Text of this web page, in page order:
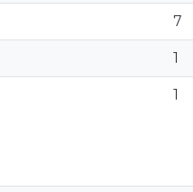
7
1
1